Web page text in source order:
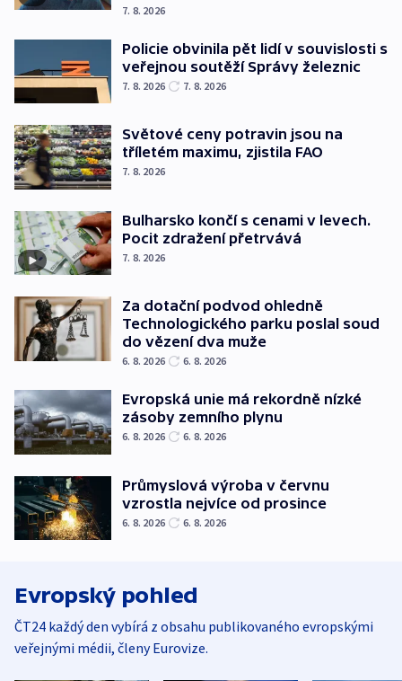
7. 8. 2026
Policie obvinila pět lidí v souvislosti s
veřejnou soutěží Správy železnic
7. 8. 2026 7. 8. 2026
Světové ceny potravin jsou na
tříletém maximu, zjistila FAO
7. 8. 2026
Bulharsko končí s cenami v levech.
Pocit zdražení přetrvává
7. 8. 2026
Za dotační podvod ohledně
Technologického parku poslal soud
do vězení dva muže
6. 8. 2026 6. 8. 2026
Evropská unie má rekordně nízké
zásoby zemního plynu
6. 8. 2026 6. 8. 2026
Průmyslová výroba v červnu
vzrostla nejvíce od prosince
6. 8. 2026 6. 8. 2026
Evropský pohled
ČT24 každý den vybírá z obsahu publikovaného evropskými
veřejnými médii, členy Eurovize.